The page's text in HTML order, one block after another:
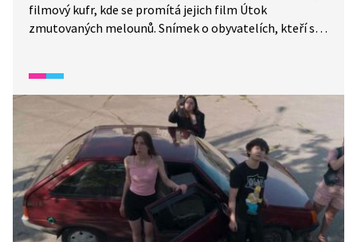
filmový kufr, kde se promítá jejich film Útok
zmutovaných melounů. Snímek o obyvatelích, kteří se
a Ukrajiny, dojaté a hrdé. Díky společné práci, přátelství
a odhodlání dokázaly i přes válku vytvořit něco silného.